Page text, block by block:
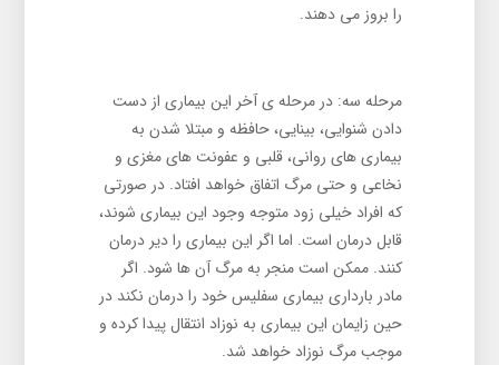
را بروز می دهند.
مرحله سه: در مرحله ی آخر این بیماری از دست
دادن شنوایی، بینایی، حافظه و مبتلا شدن به
بیماری های روانی، قلبی و عفونت های مغزی و
نخاعی و حتی مرگ اتفاق خواهد افتاد. در صورتی
که افراد خیلی زود متوجه وجود این بیماری شوند،
قابل درمان است. اما اگر این بیماری را دیر درمان
کنند. ممکن است منجر به مرگ آن ها شود. اگر
مادر بارداری بیماری سفلیس خود را درمان نکند در
حین زایمان این بیماری به نوزاد انتقال پیدا کرده و
موجب مرگ نوزاد خواهد شد.